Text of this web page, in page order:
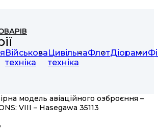
Військова
техніка
Цивільна
техніка
ФлотДіорами
модель авіаційного озброєння –
VIII – Hasegawa 35113